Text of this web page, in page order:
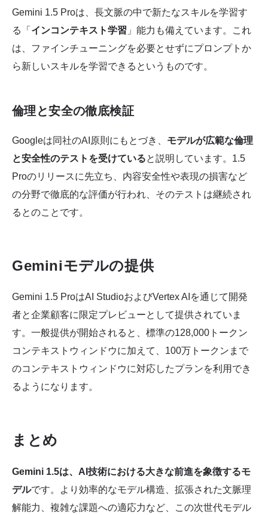
Gemini 1.5 Proは、長文脈の中で新たなスキルを学習す
る「 インコンテキスト学習 」能力も備えています。これ
は、ファインチューニングを必要とせずにプロンプトか
ら新しいスキルを学習できるというものです。
倫理と安全の徹底検証
Googleは同社のAI原則にもとづき、 モデルが広範な倫理
と安全性のテストを受けていると説明しています。1.5
Proのリリースに先立ち、内容安全性や表現の損害など
の分野で徹底的な評価が行われ、そのテストは継続され
るとのことです。
Geminiモデルの提供
Gemini 1.5 ProはAI StudioおよびVertex AIを通じて開発
者と企業顧客に限定プレビューとして提供されていま
す。一般提供が開始されると、標準の128,000トークン
コンテキストウィンドウに加えて、100万トークンまで
のコンテキストウィンドウに対応したプランを利用でき
るようになります。
まとめ
Gemini 1.5は、AI技術における大きな前進を象徴するモ
デルです。より効率的なモデル構造、拡張された文脈理
解能力、複雑な課題への適応力など、この次世代モデル